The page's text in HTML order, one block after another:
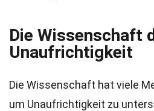
Die Wissenschaft
Unaufrichtigkeit
Die Wissenschaft hat viele
um Unaufrichtigkeit zu